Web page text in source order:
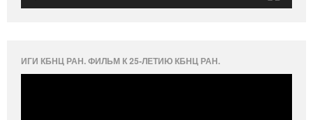
ИГИ КБНЦ РАН. ФИЛЬМ К 25-ЛЕТИЮ КБНЦ РАН.